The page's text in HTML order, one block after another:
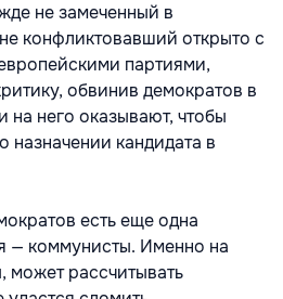
не замеченный в
конфликтовавший открыто с
партиями,
обвинив демократов в
на него оказывают, чтобы
назначении кандидата в
есть еще одна
— коммунисты. Именно на
может рассчитывать